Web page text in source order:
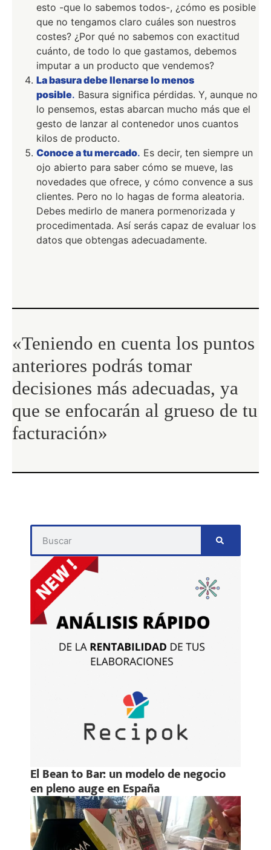
esto -que lo sabemos todos-, ¿cómo es posible
que no tengamos claro cuáles son nuestros
costes? ¿Por qué no sabemos con exactitud
cuánto, de todo lo que gastamos, debemos
imputar a un producto que vendemos?
La basura debe llenarse lo menos
posible. Basura significa pérdidas. Y, aunque no
lo pensemos, estas abarcan mucho más que el
gesto de lanzar al contenedor unos cuantos
kilos de producto.
Conoce a tu mercado. Es decir, ten siempre un
ojo abierto para saber cómo se mueve, las
novedades que ofrece, y cómo convence a sus
clientes. Pero no lo hagas de forma aleatoria.
Debes medirlo de manera pormenorizada y
procedimentada. Así serás capaz de evaluar los
datos que obtengas adecuadamente.
«Teniendo en cuenta los puntos
anteriores podrás tomar
decisiones más adecuadas, ya
que se enfocarán al grueso de tu
facturación»
El Bean to Bar: un modelo de negocio
en pleno auge en España